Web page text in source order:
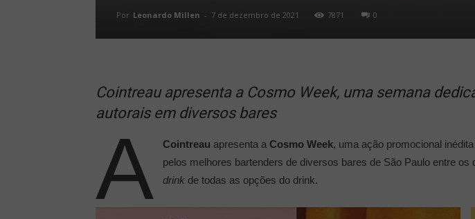
Por Leonardo Millen - 7 de dezembro de 2021 7871 0
Cointreau apresenta a Cosmo Week, uma semana
autorais em diversos bares
A Cointreau apresenta a Cosmo Week, uma ação promocional
pelos melhores bartenders de diversos bares de São Paulo entre
drinkde todas as opções do drink.